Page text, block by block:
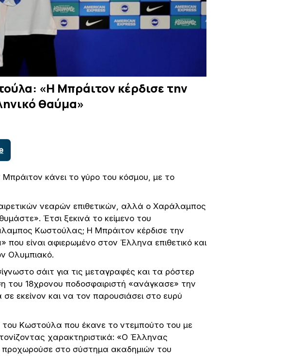
«Η Μπράιτον κέρδισε την
θαύμα»
κάνει το γύρο του κόσμου, με το
νεαρών επιθετικών, αλλά ο Χαράλαμπος
Έτσι ξεκινά το κείμενο του
Κωστούλας; Η Μπράιτον κέρδισε την
που είναι αφιερωμένο στον Έλληνα επιθετικό και
Ολυμπιακό.
σάιτ για τις μεταγραφές και τα ρόστερ
του 18χρονου ποδοσφαιριστή «ανάγκασε» την
εκείνον και να τον παρουσιάσει στο ευρύ
Κωστούλα που έκανε το ντεμπούτο του με
χαρακτηριστικά: «Ο Έλληνας
προχωρούσε στο σύστημα ακαδημιών του